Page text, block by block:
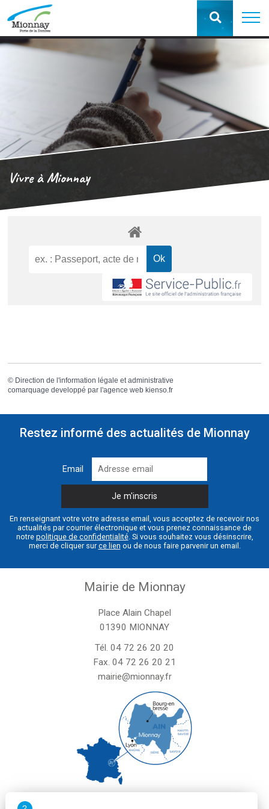
Vivre à Mionnay
© Direction de l'information légale et administrative
comarquage developpé par l'agence web kienso.fr
Restez informé des actualités de Mionnay
Email
En renseignant votre votre adresse email, vous acceptez de recevoir nos
actualités par courrier électronique et vous prenez connaissance de
notre politique de confidentialité. Si vous souhaitez vous désinscrire,
merci de cliquer surce lien ou de nous faire parvenir un email.
Mairie de Mionnay
Place Alain Chapel
01390 MIONNAY
Tél. 04 72 26 20 20
Fax. 04 72 26 20 21
mairie@mionnay.fr